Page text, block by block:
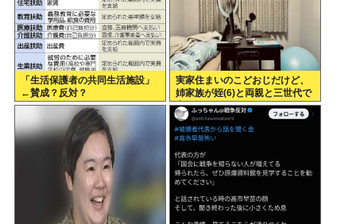
「生活保護者の共同生活施設」
←賛成？反対？
実家住まいのこどおじだけど、
姉家族が姪(6)と両親と三世代で
家族旅行に行くらしいから俺も
一緒に連れていってもらっても
いいよね？